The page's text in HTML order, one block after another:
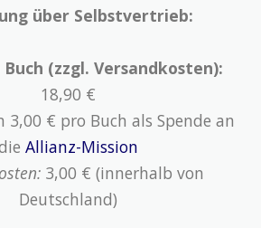
über Selbstvertrieb:
(zzgl. Versandkosten):
18,90 €
3,00 € pro Buch als Spende an
Allianz-Mission
3,00 € (innerhalb von
Deutschland)